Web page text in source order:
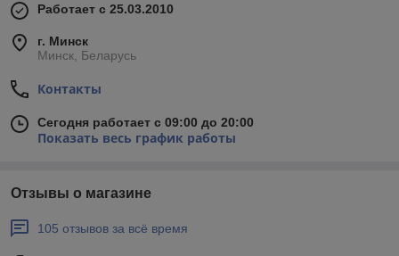
Работает с 25.03.2010
г. Минск
Минск, Беларусь
Контакты
Сегодня работает с 09:00 до 20:00
Показать весь график работы
Отзывы о магазине
105 отзывов за всё время